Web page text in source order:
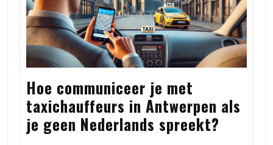
Hoe communiceer je met
taxichauffeurs in Antwerpen als
je geen Nederlands spreekt?